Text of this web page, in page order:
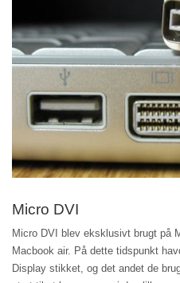
Micro DVI
Micro DVI blev eksklusivt brugt på
Macbook air. På dette tidspunkt
Display stikket, og det andet de